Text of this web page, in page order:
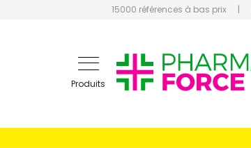
15000 références à bas prix |
Produits